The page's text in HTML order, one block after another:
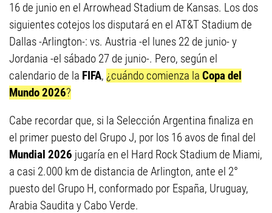
16 de junio en el Arrowhead Stadium de Kansas. Los dos
siguientes cotejos los disputará en el AT&T Stadium de
Dallas -Arlington-: vs. Austria -el lunes 22 de junio- y
Jordania -el sábado 27 de junio-. Pero, según el
calendario de la FIFA, ¿cuándo comienza la Copa del
Mundo 2026?
Cabe recordar que, si la Selección Argentina finaliza en
el primer puesto del Grupo J, por los 16 avos de final del
Mundial 2026 jugaría en el Hard Rock Stadium de Miami,
a casi 2.000 km de distancia de Arlington, ante el 2°
puesto del Grupo H, conformado por España, Uruguay,
Arabia Saudita y Cabo Verde.